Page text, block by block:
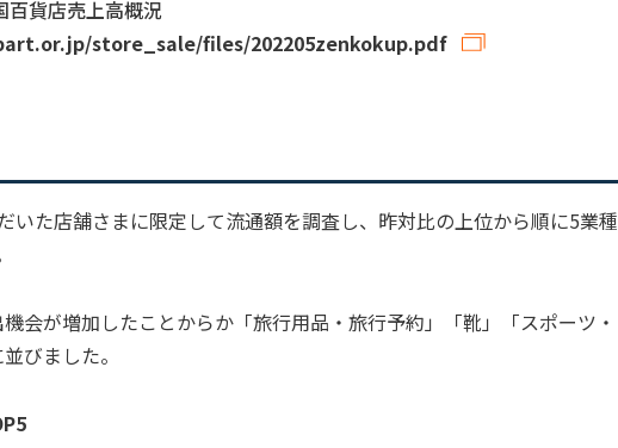
貨店売上高概況
store_sale/files/202205zenkokup.pdf
いた店舗さまに限定して流通額を調査し、昨対比の上位から順に5業種
会が増加したことからか「旅行用品・旅行予約」「靴」「スポーツ・
びました。